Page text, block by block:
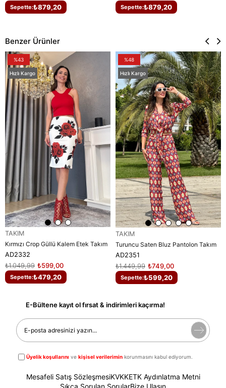
Sepette:₺879,20 Sepette:₺879,20
Benzer Ürünler
TAKIM
Kırmızı Crop Güllü Kalem Etek Takım
AD2332
₺599,00
₺1.049,99
Sepette:₺479,20
%43
Hızlı Kargo
TAKIM
Turuncu Saten Bluz Pantolon Takım
AD2351
₺749,00
₺1.449,99
Sepette:₺599,20
%48
Hızlı Kargo
E-Bültene kayıt ol fırsat & indirimleri kaçırma!
Üyelik koşullarını vekişisel verilerimin korunmasını kabul ediyorum.
Mesafeli Satış SözleşmesiKVKKETK Aydınlatma Metni
Sıkça Sorulan SorularBize Ulaşın